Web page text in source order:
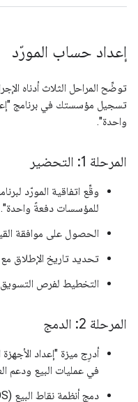
إعداد حساب المورّد
توضِّح المراحل الثلاث أدناه
تسجيل مؤسستك في برنامج
واحدة".
المرحلة 1: التحضير
وقِّع اتفاقية المورّد
للمؤسسات دفعةً واحدة".
الحصول على موافقة
تحديد تاريخ الإطلاق مع Google
التخطيط لفرص
المرحلة 2: الدمج
أدرِج ميزة "إعداد
في عمليات البيع ودعم